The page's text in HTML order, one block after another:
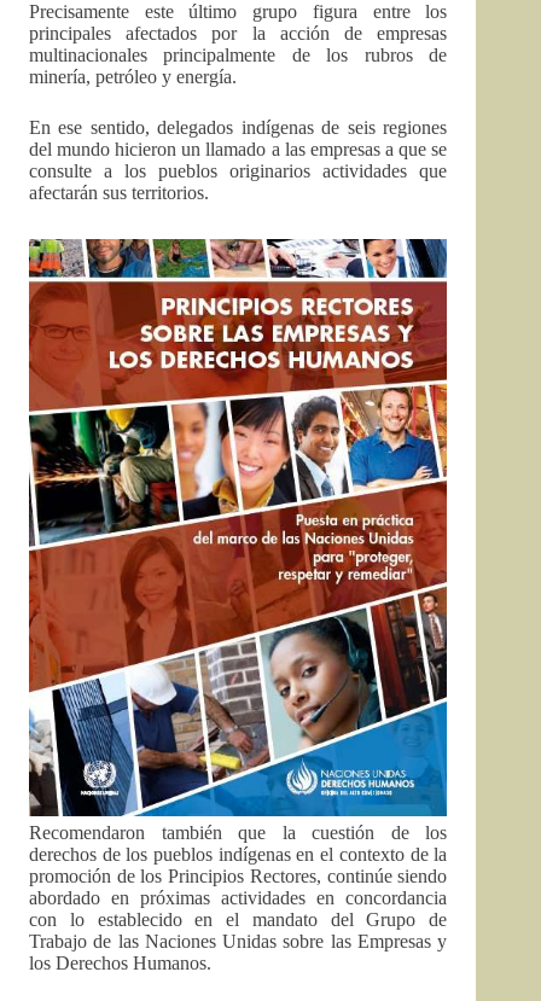
Precisamente este último grupo figura entre los
principales afectados por la acción de empresas
multinacionales principalmente de los rubros de
minería, petróleo y energía.
En ese sentido, delegados indígenas de seis regiones
del mundo hicieron un llamado a las empresas a que se
consulte a los pueblos originarios actividades que
afectarán sus territorios.
Recomendaron también que la cuestión de los
derechos de los pueblos indígenas en el contexto de la
promoción de los Principios Rectores, continúe siendo
abordado en próximas actividades en concordancia
con lo establecido en el mandato del Grupo de
Trabajo de las Naciones Unidas sobre las Empresas y
los Derechos Humanos.